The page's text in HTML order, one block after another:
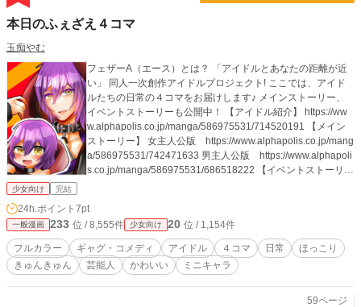
本日のふぇざえ４コマ
玉痴やむ
フェザーA（エース）とは？ 「アイドルとあなたの距離が近
い」 同人一次創作アイドルプロジェクト! ここでは、アイド
ルたちの日常の４コマをお届けします♪ メインストーリー、
イベントストーリーも公開中！ 【アイドル紹介】 https://ww
w.alphapolis.co.jp/manga/586975531/714520191 【メイン
ストーリー】 女主人公版 https://www.alphapolis.co.jp/mang
a/586975531/742471633 男主人公版 https://www.alphapoli
s.co.jp/manga/586975531/686518222 【イベントストーリ
anga/586975531/363518244 同人一次創作アイドルプロジェ
クト「フェザーA」 公式 https://twitter.com/Feather_Ace http
s://www.youtube.com/channel/UCGZWfuqVNwufk9ni1WV5C
HA
少女向け 完結
24h.ポイント 7pt
一般漫画 233 位 / 8,555件 少女向け 20 位 / 1,154件
フルカラー ギャグ・コメディ アイドル ４コマ 日常
ほっこり
きゅんきゅん
芸能人 かわいい ミニキャラ
59ページ